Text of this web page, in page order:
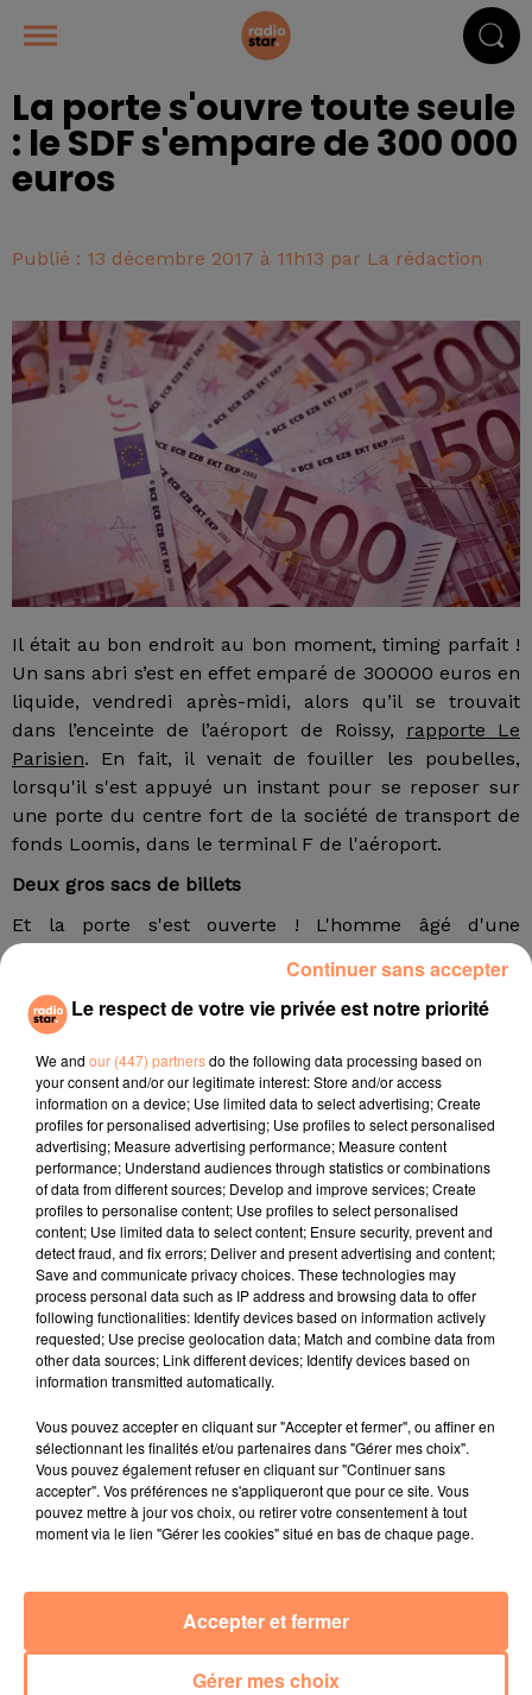
La porte s'ouvre toute seule
: le SDF s'empare de 300 000
euros
Publié : 13 décembre 2017 à 11h13 par La rédaction
Il était au bon endroit au bon moment, timing parfait !
Un sans abri s’est en effet emparé de 300000 euros en
liquide, vendredi après-midi, alors qu’il se trouvait
dans l’enceinte de l’aéroport de Roissy, rapporte Le
Parisien. En fait, il venait de fouiller les poubelles,
lorsqu'il s'est appuyé un instant pour se reposer sur
une porte du centre fort de la société de transport de
fonds Loomis, dans le terminal F de l'aéroport.
Deux gros sacs de billets
Et la porte s'est ouverte ! L'homme âgé d'une
cinquantaine d'années entre alors, puis ressort
quelques instants plus tard avec deux gros sacs de
billets, et s'enfuit... La scène a été enregistrée par des
caméras de vidéosurveillance. Le voleur est
aujourd’hui activement recherché. Reste à savoir
pourquoi la porte de ces locaux, censés être sécurisés,
a pu s'ouvrir si facilement.
fil actus
4 juillet 2022
Radio Star Live avec Dadju
27 juin 2022
Marseille : une application pour mettre en
relation extras et...
Le cocholed pour jouer à la pétanque
jusqu'au bout de la nuit !
10 mai 2022
Toulon : des quais électrifiés pour 2023 !
Cassis organise sa traditionnelle "Fête du vin"
Marseille : appel à témoins pour retrouver
Le respect de votre vie privée est notre priorité
We and our (447) partnersdo the following data processing based on
your consent and/or our legitimate interest: Store and/or access
information on a device; Use limited data to select advertising; Create
profiles for personalised advertising; Use profiles to select personalised
advertising; Measure advertising performance; Measure content
performance; Understand audiences through statistics or combinations
of data from different sources; Develop and improve services; Create
profiles to personalise content; Use profiles to select personalised
content; Use limited data to select content; Ensure security, prevent and
detect fraud, and fix errors; Deliver and present advertising and content;
Save and communicate privacy choices. These technologies may
process personal data such as IP address and browsing data to offer
following functionalities: Identify devices based on information actively
requested; Use precise geolocation data; Match and combine data from
other data sources; Link different devices; Identify devices based on
information transmitted automatically.
Vous pouvez accepter en cliquant sur "Accepter et fermer", ou affiner en
sélectionnant les finalités et/ou partenaires dans "Gérer mes choix".
Vous pouvez également refuser en cliquant sur "Continuer sans
accepter". Vos préférences ne s'appliqueront que pour ce site. Vous
pouvez mettre à jour vos choix, ou retirer votre consentement à tout
moment via le lien "Gérer les cookies" situé en bas de chaque page.
Gérer mes choix
Accepter et fermer
Continuer sans accepter